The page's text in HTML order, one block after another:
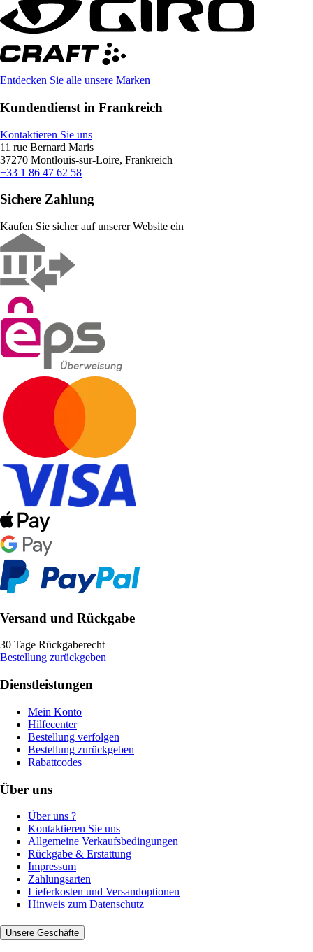
Entdecken Sie alle unsere Marken
Kundendienst in Frankreich
Kontaktieren Sie uns
11 rue Bernard Maris
37270 Montlouis-sur-Loire, Frankreich
+33 1 86 47 62 58
Sichere Zahlung
Kaufen Sie sicher auf unserer Website ein
Versand und Rückgabe
30 Tage Rückgaberecht
Bestellung zurückgeben
Dienstleistungen
Mein Konto
Hilfecenter
Bestellung verfolgen
Bestellung zurückgeben
Rabattcodes
Über uns
Über uns ?
Kontaktieren Sie uns
Allgemeine Verkaufsbedingungen
Rückgabe & Erstattung
Impressum
Zahlungsarten
Lieferkosten und Versandoptionen
Hinweis zum Datenschutz
Unsere Geschäfte